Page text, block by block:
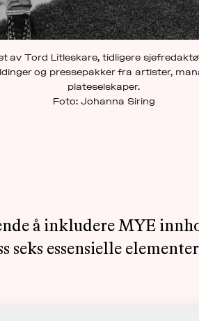
av Tord Litleskare, tidligere
og pressepakker fra artister,
plateselskaper.
Foto: Johanna Siring
å inkludere MYE
seks essensielle